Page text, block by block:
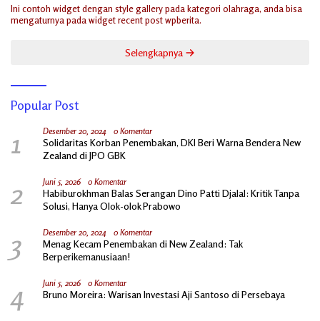
Ini contoh widget dengan style gallery pada kategori olahraga, anda bisa
mengaturnya pada widget recent post wpberita.
Selengkapnya
Popular Post
1 Desember 20, 2024 0 Komentar
Solidaritas Korban Penembakan, DKI Beri Warna Bendera New
Zealand di JPO GBK
2 Juni 5, 2026 0 Komentar
Habiburokhman Balas Serangan Dino Patti Djalal: Kritik Tanpa
Solusi, Hanya Olok-olok Prabowo
3 Desember 20, 2024 0 Komentar
Menag Kecam Penembakan di New Zealand: Tak
Berperikemanusiaan!
4 Juni 5, 2026 0 Komentar
Bruno Moreira: Warisan Investasi Aji Santoso di Persebaya